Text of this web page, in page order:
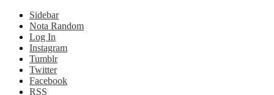
Sidebar
Nota Random
Log In
Instagram
Tumblr
Twitter
Facebook
RSS